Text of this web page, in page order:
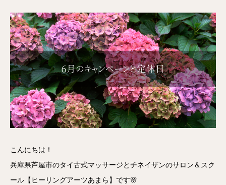
こんにちは！
兵庫県芦屋市のタイ古式マッサージとチネイザンのサロン＆スク
ール【ヒーリングアーツあまら】です🌸